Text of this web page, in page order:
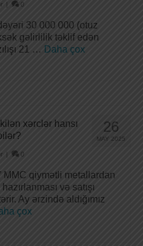
| 0
30 000 000 (otuz
gəlirlilik təklif edən
21 … Daha çox
26
MAY 2025
xərclər hansı
| 0
MMC qiymətli metallardan
və satışı
Ay ərzində aldığımız
çox